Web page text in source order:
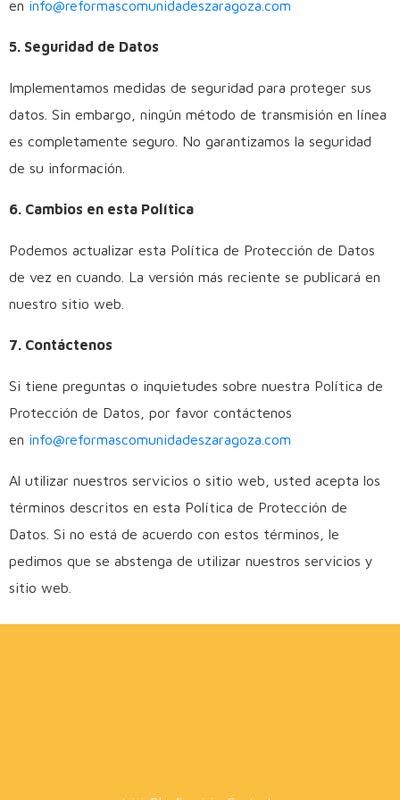
en info@reformascomunidadeszaragoza.com
5. Seguridad de Datos
Implementamos medidas de seguridad para proteger sus
datos. Sin embargo, ningún método de transmisión en línea
es completamente seguro. No garantizamos la seguridad
de su información.
6. Cambios en esta Política
Podemos actualizar esta Política de Protección de Datos
de vez en cuando. La versión más reciente se publicará en
nuestro sitio web.
7. Contáctenos
Si tiene preguntas o inquietudes sobre nuestra Política de
Protección de Datos, por favor contáctenos
en info@reformascomunidadeszaragoza.com
Al utilizar nuestros servicios o sitio web, usted acepta los
términos descritos en esta Política de Protección de
Datos. Si no está de acuerdo con estos términos, le
pedimos que se abstenga de utilizar nuestros servicios y
sitio web.